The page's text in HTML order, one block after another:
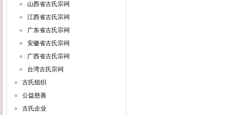
山西省古氏宗祠
江西省古氏宗祠
广东省古氏宗祠
安徽省古氏宗祠
广西省古氏宗祠
台湾古氏宗祠
古氏组织
公益慈善
古氏企业